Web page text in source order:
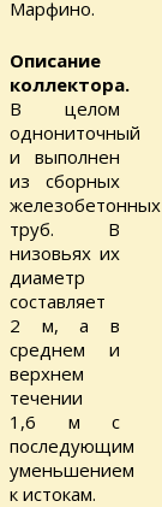
Марфино.
Описание
коллектора.
В целом
однониточный
и выполнен
из сборных
железобетонных
труб. В
низовьях их
диаметр
составляет
2 м, а в
среднем и
верхнем
течении
1,6 м с
последующим
уменьшением
к истокам.